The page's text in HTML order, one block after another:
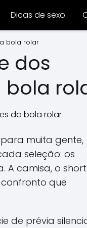
Dicas de sexo
bola rolar
dos
bola
muita gente,
seleção: os
A camisa, o
que
de prévia